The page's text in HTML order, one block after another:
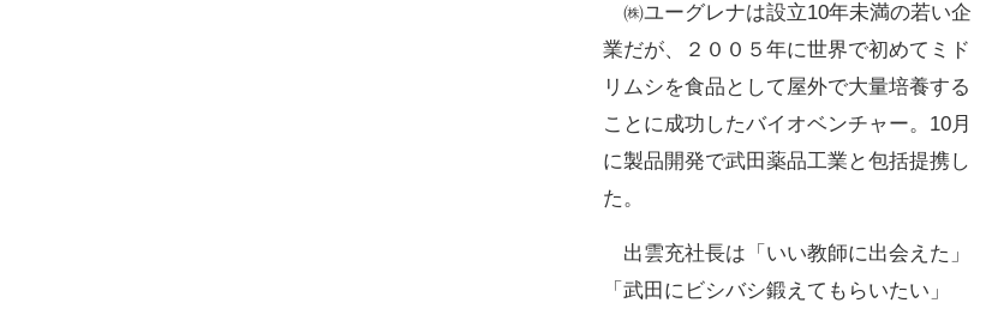
㈱ユーグレナは設立10年未満の若い企
業だが、２００５年に世界で初めてミド
リムシを食品として屋外で大量培養する
ことに成功したバイオベンチャー。10月
に製品開発で武田薬品工業と包括提携し
た。
出雲充社長は「いい教師に出会えた」
「武田にビシバシ鍛えてもらいたい」